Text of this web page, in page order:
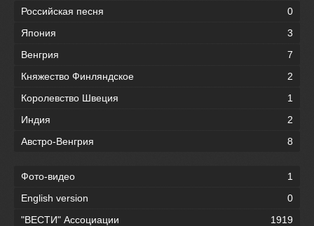
Российская песня
0
Япония
3
Венгрия
7
Княжество Финляндское
2
Королевство Швеция
1
Индия
2
Австро-Венгрия
8
Фото-видео
1
English version
0
"ВЕСТИ" Ассоциации
1919